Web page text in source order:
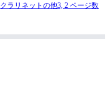
クラリネットの他3,2 ページ数